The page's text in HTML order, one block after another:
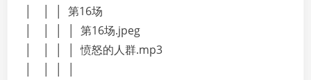
│ │ │ 第16场
│ │ │ │ 第16场.jpeg
│ │ │ │ 愤怒的人群.mp3